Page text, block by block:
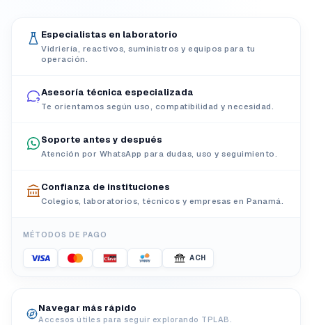
Especialistas en laboratorio
Vidriería, reactivos, suministros y equipos para tu
operación.
Asesoría técnica especializada
Te orientamos según uso, compatibilidad y necesidad.
Soporte antes y después
Atención por WhatsApp para dudas, uso y seguimiento.
Confianza de instituciones
Colegios, laboratorios, técnicos y empresas en Panamá.
MÉTODOS DE PAGO
ACH
Navegar más rápido
Accesos útiles para seguir explorando TPLAB.